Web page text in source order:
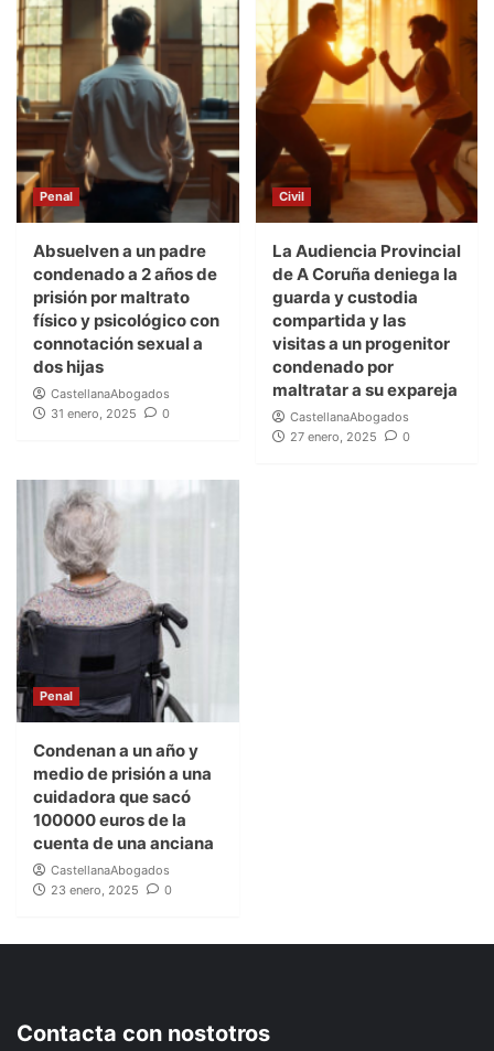
Penal
Absuelven a un padre
condenado a 2 años de
prisión por maltrato
físico y psicológico con
connotación sexual a
dos hijas
CastellanaAbogados
31 enero, 2025
0
Civil
La Audiencia Provincial
de A Coruña deniega la
guarda y custodia
compartida y las
visitas a un progenitor
condenado por
maltratar a su expareja
CastellanaAbogados
27 enero, 2025
0
Penal
Condenan a un año y
medio de prisión a una
cuidadora que sacó
100000 euros de la
cuenta de una anciana
CastellanaAbogados
23 enero, 2025
0
Contacta con nostotros